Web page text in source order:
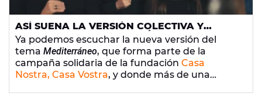
ASÍ SUENA LA VERSIÓN COLECTIVA Y
SOLIDARIA DE 'MEDITERRÁNEO' DE SERRAT
Ya podemos escuchar la nueva versión del
tema Mediterráneo, que forma parte de la
campaña solidaria de la fundación Casa
Nostra, Casa Vostra, y donde más de una